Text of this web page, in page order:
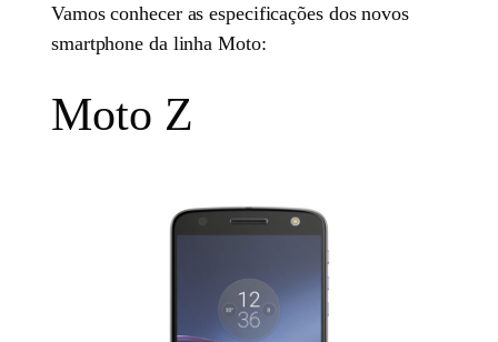
Vamos conhecer as especificações dos novos
smartphone da linha Moto:
Moto Z